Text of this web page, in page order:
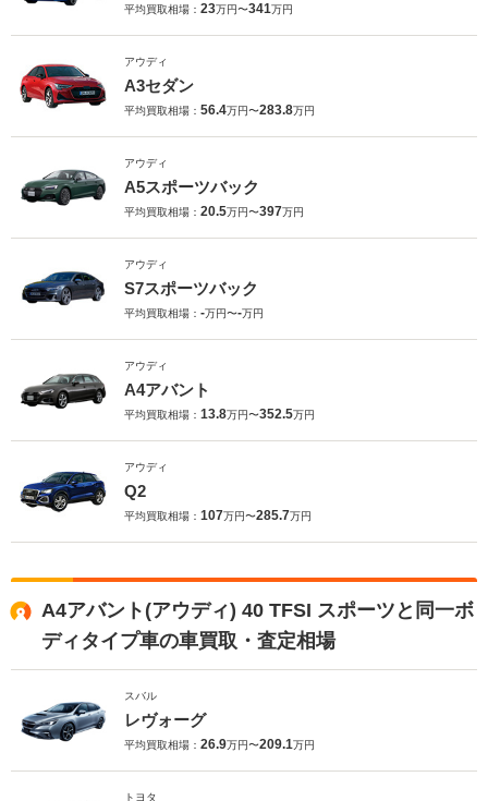
平均買取相場： 23万円〜341万円
アウディ
A3セダン
平均買取相場： 56.4万円〜283.8万円
アウディ
A5スポーツバック
平均買取相場： 20.5万円〜397万円
アウディ
S7スポーツバック
平均買取相場： -万円〜-万円
アウディ
A4アバント
平均買取相場： 13.8万円〜352.5万円
アウディ
Q2
平均買取相場： 107万円〜285.7万円
A4アバント(アウディ) 40 TFSI スポーツと同一ボ
ディタイプ車の車買取・査定相場
スバル
レヴォーグ
平均買取相場： 26.9万円〜209.1万円
トヨタ